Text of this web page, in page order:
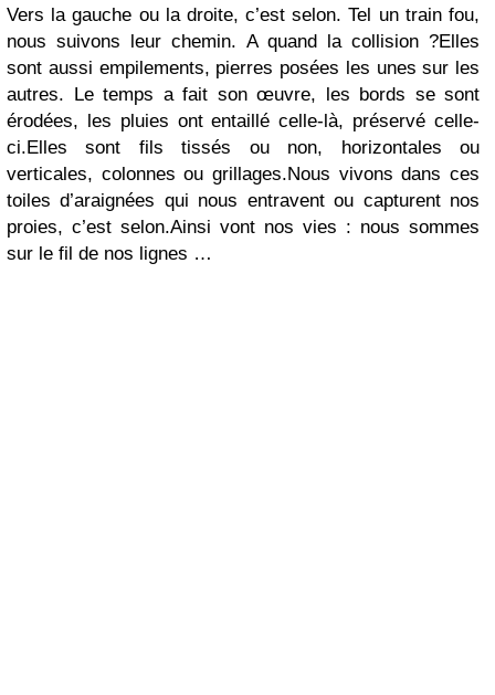
Vers la gauche ou la droite, c’est selon. Tel un train fou,
nous suivons leur chemin. A quand la collision ?Elles
sont aussi empilements, pierres posées les unes sur les
autres. Le temps a fait son œuvre, les bords se sont
érodées, les pluies ont entaillé celle-là, préservé celle-
ci.Elles sont fils tissés ou non, horizontales ou
verticales, colonnes ou grillages.Nous vivons dans ces
toiles d’araignées qui nous entravent ou capturent nos
proies, c’est selon.Ainsi vont nos vies : nous sommes
sur le fil de nos lignes …